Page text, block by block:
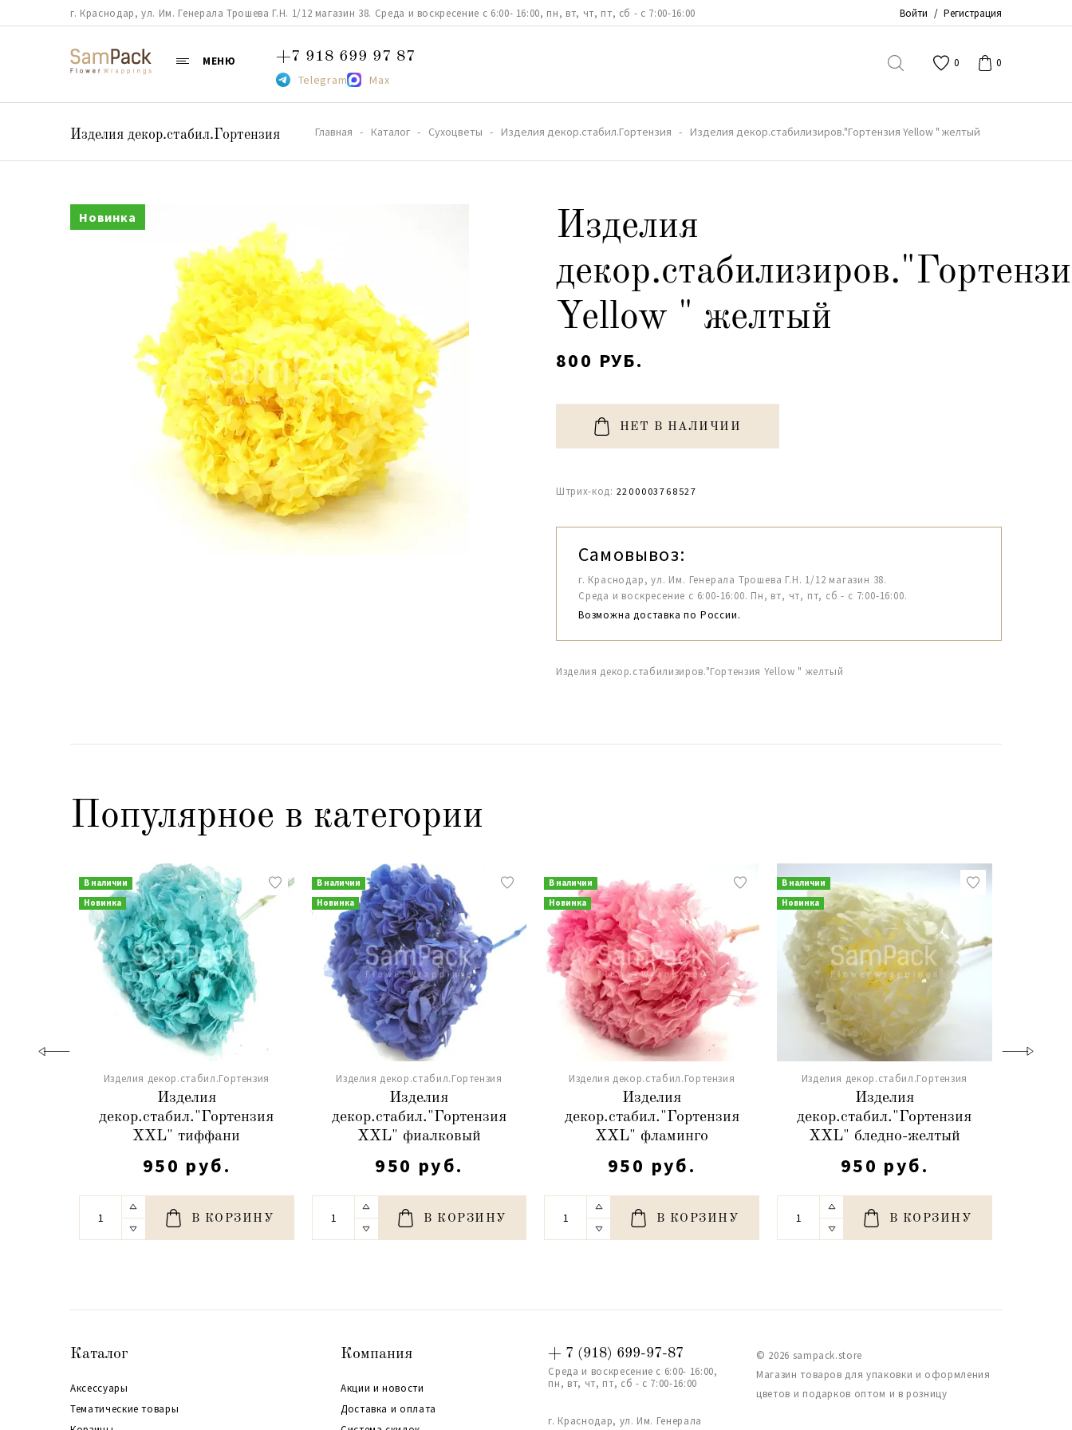
г. Краснодар, ул. Им. Генерала Трошева Г.Н. 1/12 магазин 38. Среда и воскресение с 6:00- 16:00, пн, вт, чт, пт, сб - с 7:00-16:00 Войти / Регистрация
МЕНЮ +7 918 699 97 87
Telegram Max
0 0
Изделия декор.стабил.Гортензия Главная Каталог Сухоцветы Изделия декор.стабил.Гортензия Изделия декор.стабилизиров."Гортензия Yellow " желтый
Новинка
Изделия
Yellow " желтый
800 РУБ.
НЕТ В НАЛИЧИИ
Штрих-код: 2200003768527
Самовывоз:
г. Краснодар, ул. Им. Генерала Трошева Г.Н. 1/12 магазин 38.
Среда и воскресение с 6:00-16:00. Пн, вт, чт, пт, сб - с 7:00-16:00.
Возможна доставка по России.
Изделия декор.стабилизиров."Гортензия Yellow " желтый
Популярное в категории
В наличии
Новинка
Изделия декор.стабил.Гортензия
Изделия
декор.стабил."Гортензия
XXL" тиффани
950 руб.
В КОРЗИНУ
В наличии
Новинка
Изделия декор.стабил.Гортензия
Изделия
декор.стабил."Гортензия
XXL" фиалковый
950 руб.
В КОРЗИНУ
В наличии
Новинка
Изделия декор.стабил.Гортензия
Изделия
декор.стабил."Гортензия
XXL" фламинго
950 руб.
В КОРЗИНУ
В наличии
Новинка
Изделия декор.стабил.Гортензия
Изделия
декор.стабил."Гортензия
XXL" бледно-желтый
950 руб.
В КОРЗИНУ
Каталог
Аксессуары
Тематические товары
Компания
Акции и новости
Доставка и оплата
+ 7 (918) 699-97-87
Среда и воскресение с 6:00- 16:00,
пн, вт, чт, пт, сб - с 7:00-16:00
г. Краснодар, ул. Им. Генерала
© 2026 sampack.store
Магазин товаров для упаковки и оформления
цветов и подарков оптом и в розницу